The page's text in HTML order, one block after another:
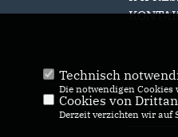
Technisch
Die notwendigen Cookies
Cookies von
Derzeit verzichten wir auf